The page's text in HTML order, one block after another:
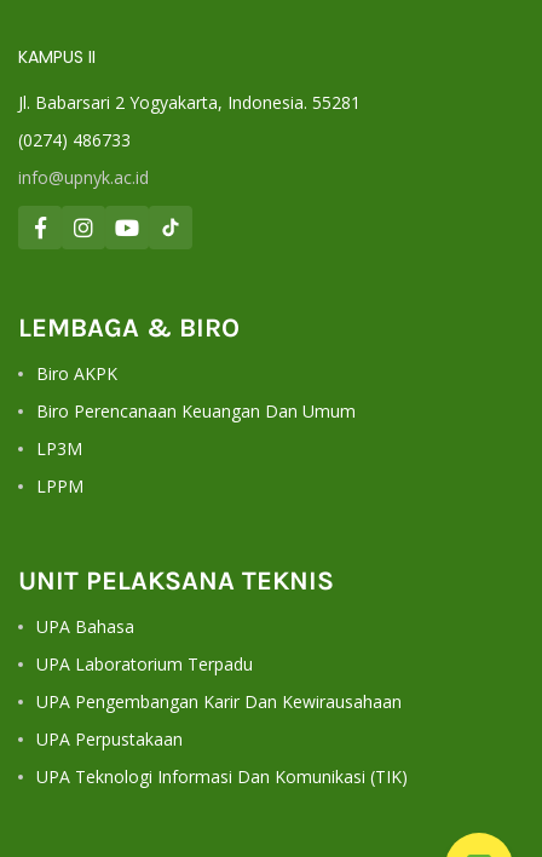
KAMPUS II
Jl. Babarsari 2 Yogyakarta, Indonesia. 55281
(0274) 486733
info@upnyk.ac.id
LEMBAGA & BIRO
Biro AKPK
Biro Perencanaan Keuangan Dan Umum
LP3M
LPPM
UNIT PELAKSANA TEKNIS
UPA Bahasa
UPA Laboratorium Terpadu
UPA Pengembangan Karir Dan Kewirausahaan
UPA Perpustakaan
UPA Teknologi Informasi Dan Komunikasi (TIK)